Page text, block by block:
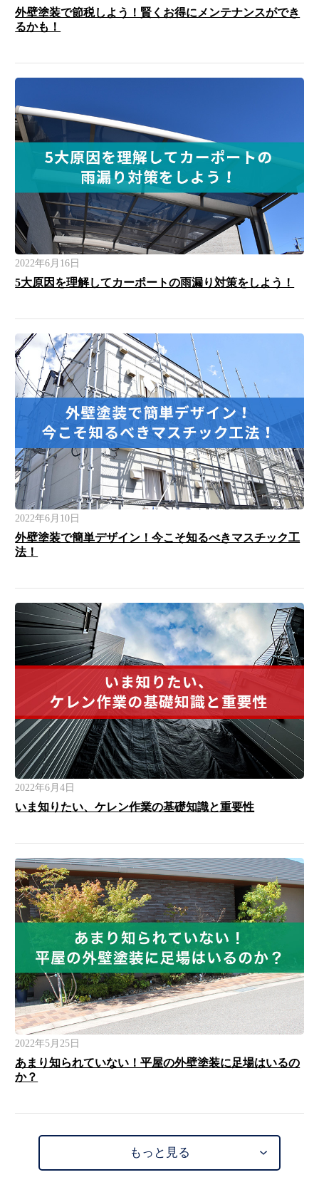
外壁塗装で節税しよう！賢くお得にメンテナンスができ
るかも！
2022年6月16日
5大原因を理解してカーポートの雨漏り対策をしよう！
2022年6月10日
外壁塗装で簡単デザイン！今こそ知るべきマスチック工
法！
2022年6月4日
いま知りたい、ケレン作業の基礎知識と重要性
2022年5月25日
あまり知られていない！平屋の外壁塗装に足場はいるの
か？
もっと見る